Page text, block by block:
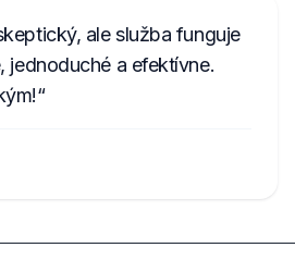
ale služba funguje
jednoduché a efektívne.